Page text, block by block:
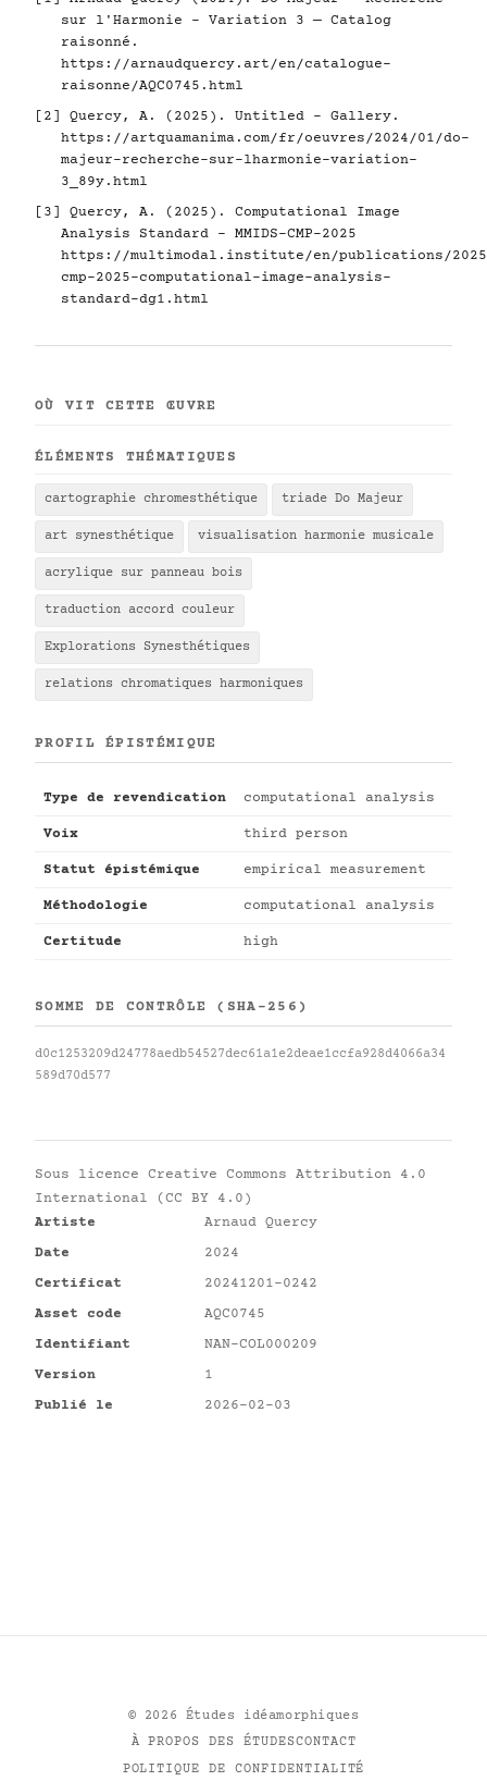
sur l'Harmonie - Variation 3 — Catalog
raisonné.
https://arnaudquercy.art/en/catalogue-
raisonne/AQC0745.html
[2] Quercy, A. (2025). Untitled - Gallery.
https://artquamanima.com/fr/oeuvres/2024/01/do-
majeur-recherche-sur-lharmonie-variation-
3_89y.html
[3] Quercy, A. (2025). Computational Image
Analysis Standard - MMIDS-CMP-2025
https://multimodal.institute/en/publications/2025/
cmp-2025-computational-image-analysis-
standard-dg1.html
OÙ VIT CETTE ŒUVRE
ÉLÉMENTS THÉMATIQUES
cartographie chromesthétique triade Do Majeur
art synesthétique visualisation harmonie musicale
acrylique sur panneau bois
traduction accord couleur
Explorations Synesthétiques
relations chromatiques harmoniques
PROFIL ÉPISTÉMIQUE
Type de revendication computational analysis
Voix third person
Statut épistémique empirical measurement
Méthodologie computational analysis
Certitude high
SOMME DE CONTRÔLE (SHA-256)
d0c1253209d24778aedb54527dec61a1e2deae1ccfa928d4066a34
589d70d577
Sous licence Creative Commons Attribution 4.0
International (CC BY 4.0)
Artiste
Arnaud Quercy
Date
2024
Certificat
20241201-0242
Asset code
AQC0745
Identifiant
NAN-COL000209
Version
1
Publié le
2026-02-03
© 2026 Études idéamorphiques
À PROPOS DES ÉTUDESCONTACT
POLITIQUE DE CONFIDENTIALITÉ